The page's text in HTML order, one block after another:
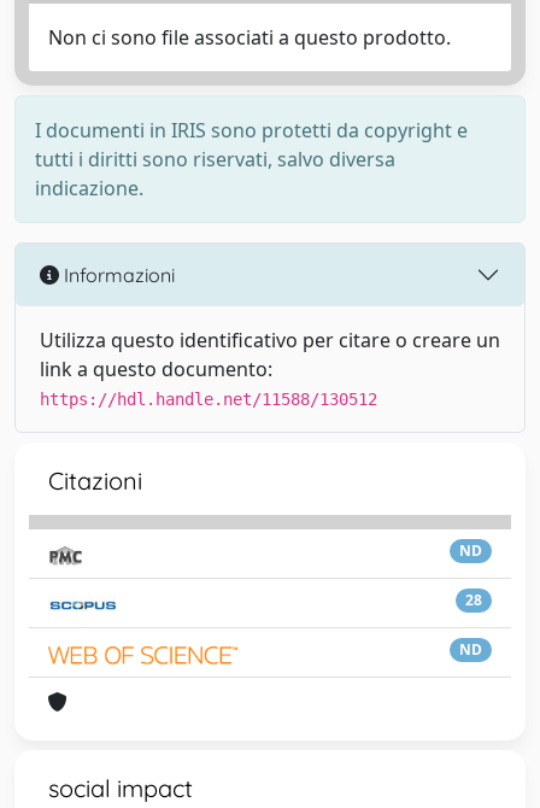
Non ci sono file associati a questo prodotto.
I documenti in IRIS sono protetti da copyright e
tutti i diritti sono riservati, salvo diversa
indicazione.
Informazioni
Utilizza questo identificativo per citare o creare un
link a questo documento:
https://hdl.handle.net/11588/130512
Citazioni
ND
28
ND
social impact